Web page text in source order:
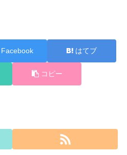
Facebook はてブ
コピー